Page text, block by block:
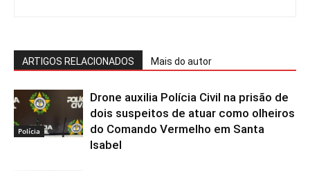
ARTIGOS RELACIONADOS Mais do autor
Polícia
Drone auxilia Polícia Civil na prisão de
dois suspeitos de atuar como olheiros
do Comando Vermelho em Santa
Isabel